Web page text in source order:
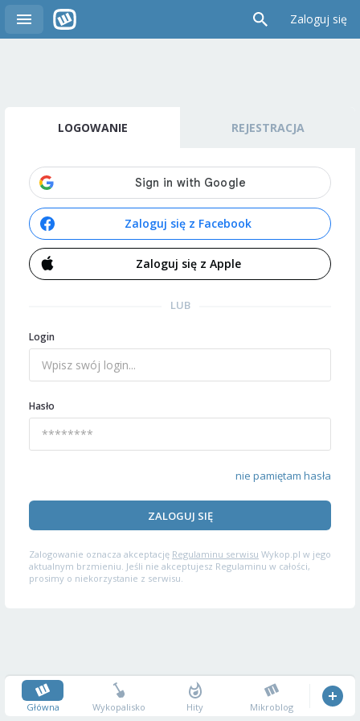
Zaloguj się
LOGOWANIE REJESTRACJA
Zaloguj się z Facebook
Zaloguj się z Apple
LUB
Login
Hasło
nie pamiętam hasła
ZALOGUJ SIĘ
Zalogowanie oznacza akceptację Regulaminu serwisu Wykop.pl w jego
aktualnym brzmieniu. Jeśli nie akceptujesz Regulaminu w całości,
prosimy o niekorzystanie z serwisu.
Główna Wykopalisko Hity Mikroblog